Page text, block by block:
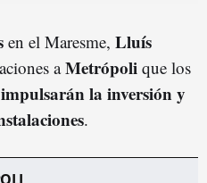
en el Maresme, Lluís
aMetrópoli que los
impulsarán la inversión y
.